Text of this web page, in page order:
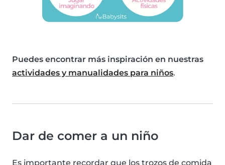
Puedes encontrar más inspiración en nuestras
actividades y manualidades para niños.
Dar de comer a un niño
Es importante recordar que los trozos de comida